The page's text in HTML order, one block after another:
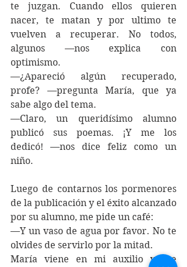
te juzgan. Cuando ellos quieren
nacer, te matan y por ultimo te
vuelven a recuperar. No todos,
algunos —nos explica con
optimismo.
—¿Apareció algún recuperado,
profe? —pregunta María, que ya
sabe algo del tema.
—Claro, un queridísimo alumno
publicó sus poemas. ¡Y me los
dedicó! —nos dice feliz como un
niño.
Luego de contarnos los pormenores
de la publicación y el éxito alcanzado
por su alumno, me pide un café:
—Y un vaso de agua por favor. No te
olvides de servirlo por la mitad.
María viene en mi auxilio y me